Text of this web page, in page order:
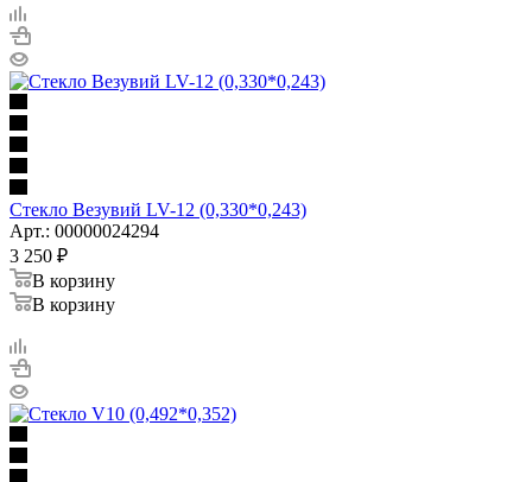
Стекло Везувий LV-12 (0,330*0,243)
Арт.: 00000024294
3 250 ₽
В корзину
В корзину